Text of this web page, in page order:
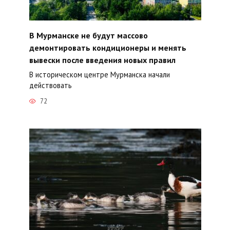
В Мурманске не будут массово
демонтировать кондиционеры и менять
вывески после введения новых правил
В историческом центре Мурманска начали
действовать
72